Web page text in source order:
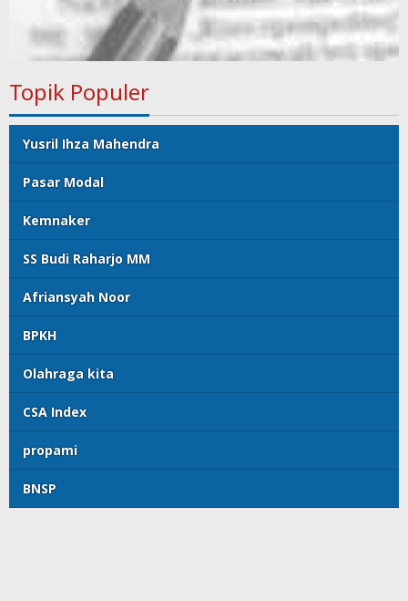
Topik Populer
Yusril Ihza Mahendra
Pasar Modal
Kemnaker
SS Budi Raharjo MM
Afriansyah Noor
BPKH
Olahraga kita
CSA Index
propami
BNSP